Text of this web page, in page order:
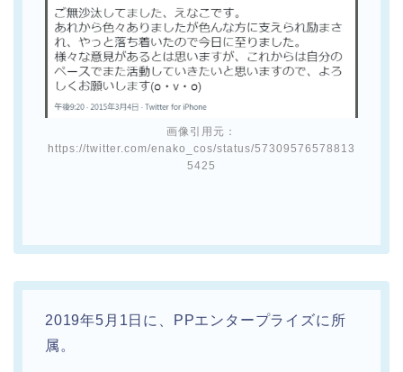
画像引用元：
https://twitter.com/enako_cos/status/57309576578813
5425
2019年5月1日に、PPエンタープライズに所
属。